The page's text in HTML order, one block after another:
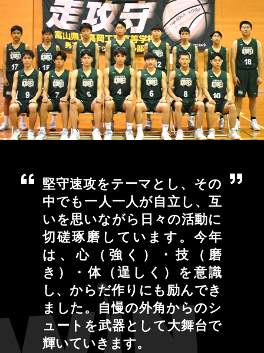
堅守速攻をテーマとし、その
中でも一人一人が自立し、互
いを思いながら日々の活動に
切磋琢磨しています。今年
は、心（強く）・技（磨
き）・体（逞しく）を意識
し、からだ作りにも励んでき
ました。自慢の外角からのシ
ュートを武器として大舞台で
輝いていきます。